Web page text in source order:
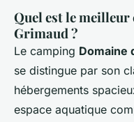
Quel est le
Grimaud ?
Le camping Domaine
se distingue par son
hébergements
espace aquatique